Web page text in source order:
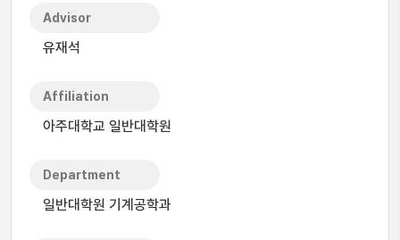
Advisor
유재석
Affiliation
아주대학교 일반대학원
Department
일반대학원 기계공학과